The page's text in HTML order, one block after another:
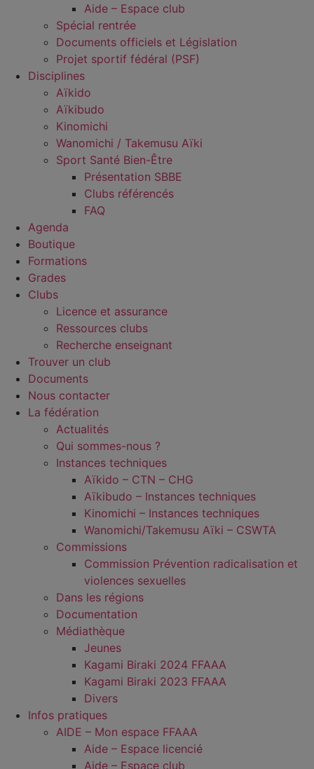
Aide – Espace club
Spécial rentrée
Documents officiels et Législation
Projet sportif fédéral (PSF)
Disciplines
Aïkido
Aïkibudo
Kinomichi
Wanomichi / Takemusu Aïki
Sport Santé Bien-Être
Présentation SBBE
Clubs référencés
FAQ
Agenda
Boutique
Formations
Grades
Clubs
Licence et assurance
Ressources clubs
Recherche enseignant
Trouver un club
Documents
Nous contacter
La fédération
Actualités
Qui sommes-nous ?
Instances techniques
Aïkido – CTN – CHG
Aïkibudo – Instances techniques
Kinomichi – Instances techniques
Wanomichi/Takemusu Aïki – CSWTA
Commissions
Commission Prévention radicalisation et
violences sexuelles
Dans les régions
Documentation
Médiathèque
Jeunes
Kagami Biraki 2024 FFAAA
Kagami Biraki 2023 FFAAA
Divers
Infos pratiques
AIDE – Mon espace FFAAA
Aide – Espace licencié
Aide – Espace club